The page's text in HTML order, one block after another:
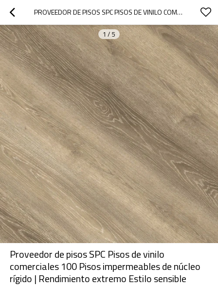
PROVEEDOR DE PISOS SPC PISOS DE VINILO COMERCIALES 100 PISOS IMPERMEABLES DE NÚCLEO RÍGIDO | RENDIMIENTO EXTREMO ESTILO SENSIBLE DISEÑO INNOVADOR UCL 8030
1 / 5
Proveedor de pisos SPC Pisos de vinilo
comerciales 100 Pisos impermeables de núcleo
rígido | Rendimiento extremo Estilo sensible